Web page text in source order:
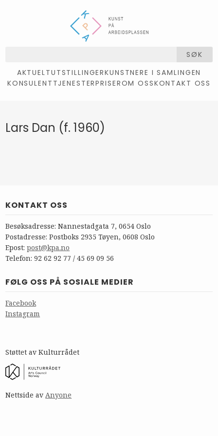
SØK
AKTUELTUTSTILLINGERKUNSTNERE I SAMLINGEN
KONSULENTTJENESTERPRISEROM OSSKONTAKT OSS
Lars Dan (f. 1960)
KONTAKT OSS
Besøksadresse: Nannestadgata 7, 0654 Oslo
Postadresse: Postboks 2935 Tøyen, 0608 Oslo
Epost:post@kpa.no
Telefon: 92 62 92 77 / 45 69 09 56
FØLG OSS PÅ SOSIALE MEDIER
Facebook
Instagram
Støttet av Kulturrådet
Nettside avAnyone